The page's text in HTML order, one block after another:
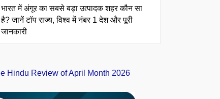
भारत में अंगूर का सबसे बड़ा उत्पादक शहर कौन सा
है? जानें टॉप राज्य, विश्व में नंबर 1 देश और पूरी
जानकारी